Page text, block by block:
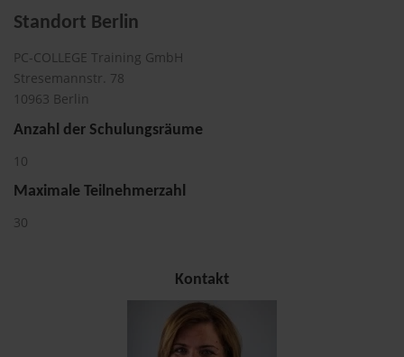
Standort Berlin
PC-COLLEGE Training GmbH
Stresemannstr. 78
10963 Berlin
Anzahl der Schulungsräume
10
Maximale Teilnehmerzahl
30
Kontakt